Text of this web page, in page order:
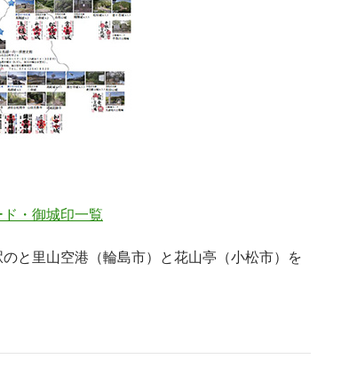
・御城印一覧
と里山空港（輪島市）と花山亭（小松市）を